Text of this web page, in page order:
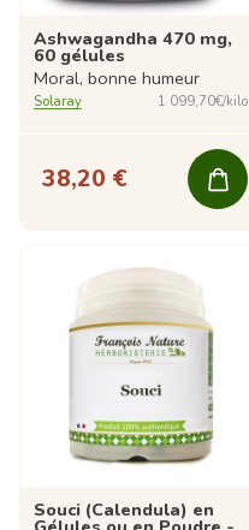
Ashwagandha 470 mg,
60 gélules
Moral, bonne humeur
Solaray 1 099,70€/kilo
38,20 €
Souci (Calendula) en